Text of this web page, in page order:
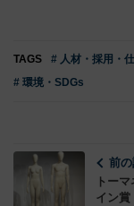
TAGS # 人材・採用・
# 環境・SDGs
前
トー
イン賞